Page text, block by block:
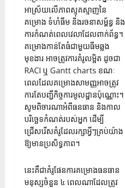
អាស្រ័យលើភាពស្មុគស្មាញនៃ
គម្រោង ទំហំធីម និងរចនាសម្ព័ន្ធ និង
ការកំណត់ពេលវេលាដែលពាក់ព័ន្ធ។
គម្រោងកាន់តែធំជាមួយធីមឆ្លង
មុខងារ អាចត្រូវការគំរូលម្អិត ដូចជា
RACI ឬ Gantt charts ខណៈ
ពេលដែលគម្រោងសាមញ្ញអាចត្រូវ
ការតែបញ្ជីកិច្ចការមូលដ្ឋានប៉ុណ្ណោះ។
សូមពិចារណាអំពីធនធាន និងកាល
បរិច្ឆេទកំណត់របស់អ្នក ដើម្បី
ជ្រើសរើសគំរូដែលរក្សាអ្វីៗគ្រប់យ៉ាង
ឱ្យមានប្រសិទ្ធភាព។
នេះគឺជាគំរូផែនការគម្រោងធនធាន
មនុស្សចំនួន ៤ ពេលណាដែលត្រូវ